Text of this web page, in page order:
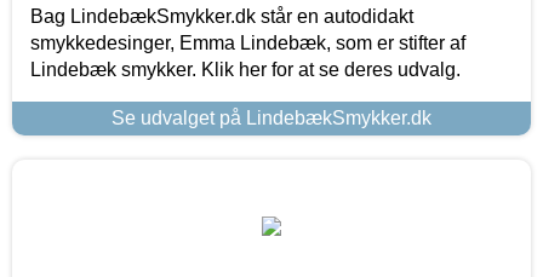
Bag LindebækSmykker.dk står en autodidakt
smykkedesinger, Emma Lindebæk, som er stifter af
Lindebæk smykker. Klik her for at se deres udvalg.
Se udvalget på LindebækSmykker.dk